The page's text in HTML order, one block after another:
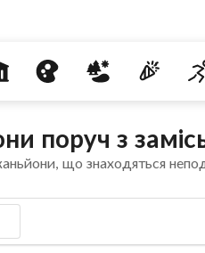
поруч з
що знаходяться